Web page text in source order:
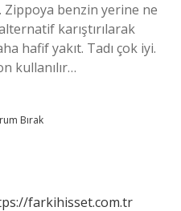
Zippoya benzin yerine ne
karıştırılarak
hafif yakıt. Tadı çok iyi.
kullanılır…
Bırak
farkihisset.com.tr